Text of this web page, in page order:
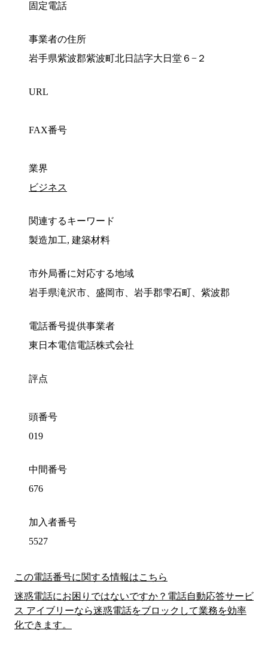
固定電話
事業者の住所
岩手県紫波郡紫波町北日詰字大日堂６−２
URL
FAX番号
業界
ビジネス
関連するキーワード
製造加工, 建築材料
市外局番に対応する地域
岩手県滝沢市、盛岡市、岩手郡雫石町、紫波郡
電話番号提供事業者
東日本電信電話株式会社
評点
頭番号
019
中間番号
676
加入者番号
5527
この電話番号に関する情報はこちら
迷惑電話にお困りではないですか？電話自動応答サービ
ス アイブリーなら迷惑電話をブロックして業務を効率
化できます。